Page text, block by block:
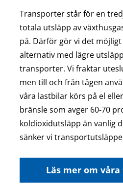
Transporter står för en
totala utsläpp av
på. Därför gör vi det
alternativ med lägre
transporter. Vi fraktar
men till och från tågen
våra lastbilar körs på el
bränsle som avger 60-70
koldioxidutsläpp än vanlig
sänker vi
Läs mer om